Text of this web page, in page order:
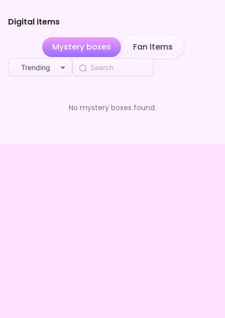
Digital items
Mystery boxes Fan Items
Trending
No mystery boxes found.